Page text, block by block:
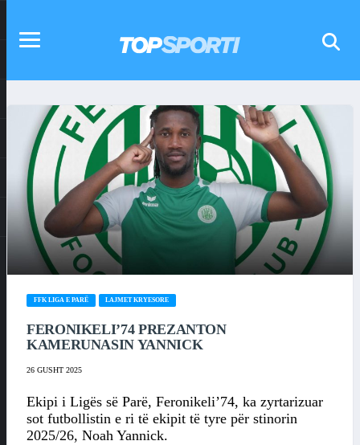
FFK LIGA E PARË LAJMET KRYESORE
FERONIKELI’74 PREZANTON
KAMERUNASIN YANNICK
26 GUSHT 2025
Ekipi i Ligës së Parë, Feronikeli’74, ka zyrtarizuar
sot futbollistin e ri të ekipit të tyre për stinorin
2025/26, Noah Yannick.